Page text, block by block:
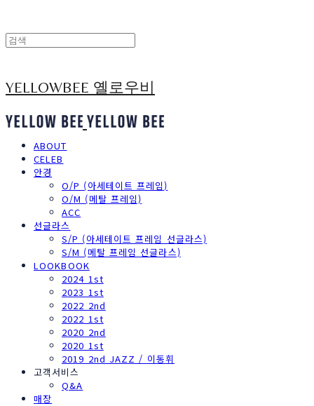
YELLOWBEE 옐로우비
ABOUT
CELEB
안경
O/P (아세테이트 프레임)
O/M (메탈 프레임)
ACC
선글라스
S/P (아세테이트 프레임 선글라스)
S/M (메탈 프레임 선글라스)
LOOKBOOK
2024 1st
2023 1st
2022 2nd
2022 1st
2020 2nd
2020 1st
2019 2nd JAZZ / 이동휘
고객서비스
Q&A
매장